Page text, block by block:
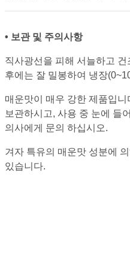
• 보관 및 주의사항
직사광선을 피해 서늘하고
후에는 잘 밀봉하여 냉장
매운맛이 매우 강한 제품입니
보관하시고, 사용 중 눈에 들
의사에게 문의 하십시오.
겨자 특유의 매운맛 성분에
있습니다.